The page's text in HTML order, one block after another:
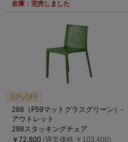
在庫：完売しました
288（F59マットグラスグリーン）-
アウトレット
288スタッキングチェア
￥72,600 (通常価格 ￥103,400)